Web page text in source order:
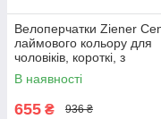
Велоперчатки Ziener
лаймового кольору для
чоловіків, короткі, з
амортизуючими
гелевими подушечками
В наявності
655 ₴ 936 ₴